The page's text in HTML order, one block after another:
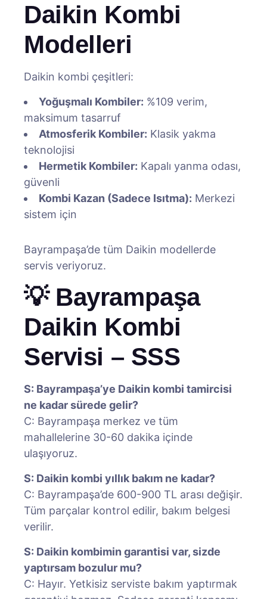
Daikin Kombi
Modelleri
Daikin kombi çeşitleri:
Yoğuşmalı Kombiler: %109 verim,
maksimum tasarruf
Atmosferik Kombiler: Klasik yakma
teknolojisi
Hermetik Kombiler: Kapalı yanma odası,
güvenli
Kombi Kazan (Sadece Isıtma): Merkezi
sistem için
Bayrampaşa’de tüm Daikin modellerde
servis veriyoruz.
💡 Bayrampaşa
Daikin Kombi
Servisi – SSS
S: Bayrampaşa’ye Daikin kombi tamircisi
ne kadar sürede gelir?
C: Bayrampaşa merkez ve tüm
mahallelerine 30-60 dakika içinde
ulaşıyoruz.
S: Daikin kombi yıllık bakım ne kadar?
C: Bayrampaşa’de 600-900 TL arası değişir.
Tüm parçalar kontrol edilir, bakım belgesi
verilir.
S: Daikin kombimin garantisi var, sizde
yaptırsam bozulur mu?
C: Hayır. Yetkisiz serviste bakım yaptırmak